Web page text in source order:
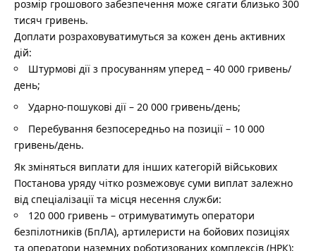
розмір грошового забезпечення може сягати близько 300
тисяч гривень.
Доплати розраховуватимуться за кожен день активних
дій:
Штурмові дії з просуванням уперед – 40 000 гривень/
день;
Ударно-пошукові дії – 20 000 гривень/день;
Перебування безпосередньо на позиції – 10 000
гривень/день.
Як зміняться виплати для інших категорій військових
Постанова уряду чітко розмежовує суми виплат залежно
від спеціалізації та місця несення служби:
120 000 гривень – отримуватимуть оператори
безпілотників (БпЛА), артилеристи на бойових позиціях
та оператори наземних роботизованих комплексів (НРК);